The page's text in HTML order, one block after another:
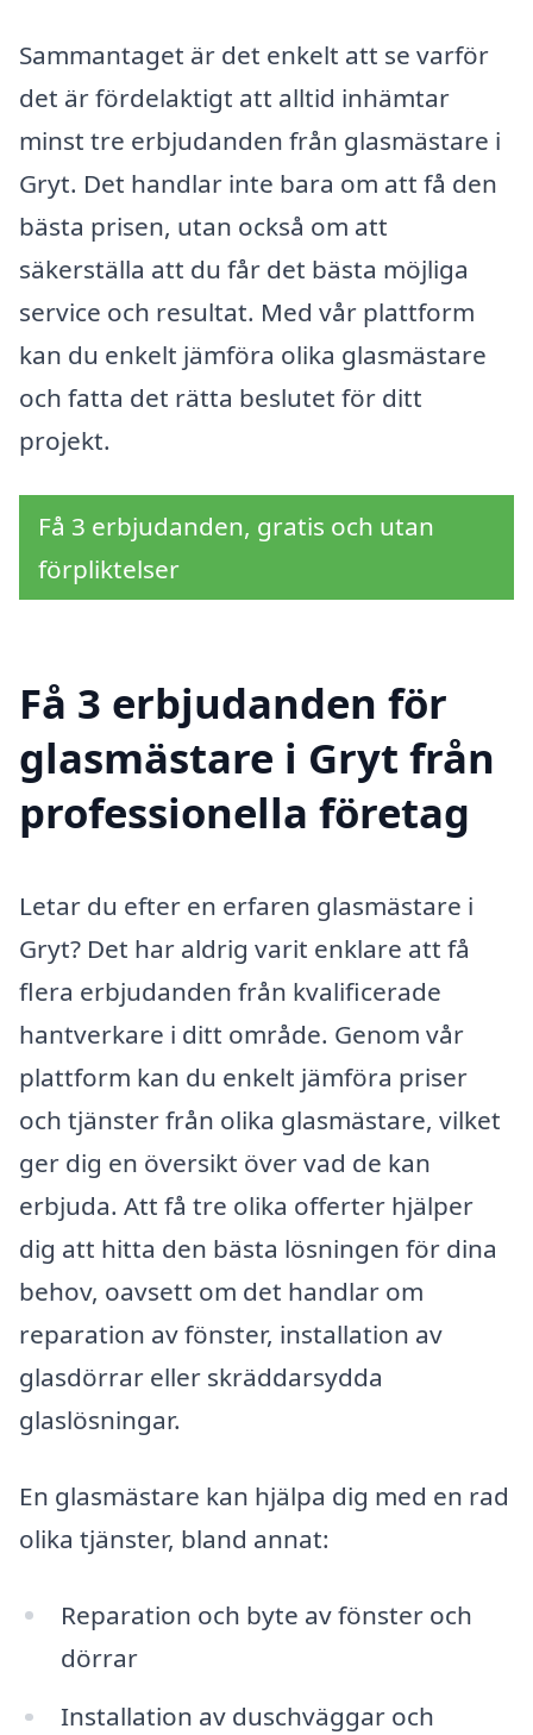
Sammantaget är det enkelt att se varför
det är fördelaktigt att alltid inhämtar
minst tre erbjudanden från glasmästare i
Gryt. Det handlar inte bara om att få den
bästa prisen, utan också om att
säkerställa att du får det bästa möjliga
service och resultat. Med vår plattform
kan du enkelt jämföra olika glasmästare
och fatta det rätta beslutet för ditt
projekt.
Få 3 erbjudanden, gratis och utan
förpliktelser
Få 3 erbjudanden för
glasmästare i Gryt från
professionella företag
Letar du efter en erfaren glasmästare i
Gryt? Det har aldrig varit enklare att få
flera erbjudanden från kvalificerade
hantverkare i ditt område. Genom vår
plattform kan du enkelt jämföra priser
och tjänster från olika glasmästare, vilket
ger dig en översikt över vad de kan
erbjuda. Att få tre olika offerter hjälper
dig att hitta den bästa lösningen för dina
behov, oavsett om det handlar om
reparation av fönster, installation av
glasdörrar eller skräddarsydda
glaslösningar.
En glasmästare kan hjälpa dig med en rad
olika tjänster, bland annat:
Reparation och byte av fönster och
dörrar
Installation av duschväggar och